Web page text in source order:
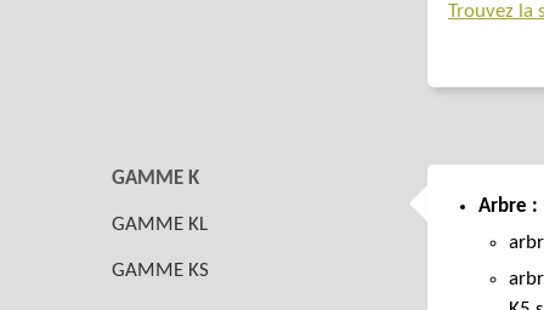
Trouvez la
GAMME K
GAMME KL
GAMME KS
Arbre :